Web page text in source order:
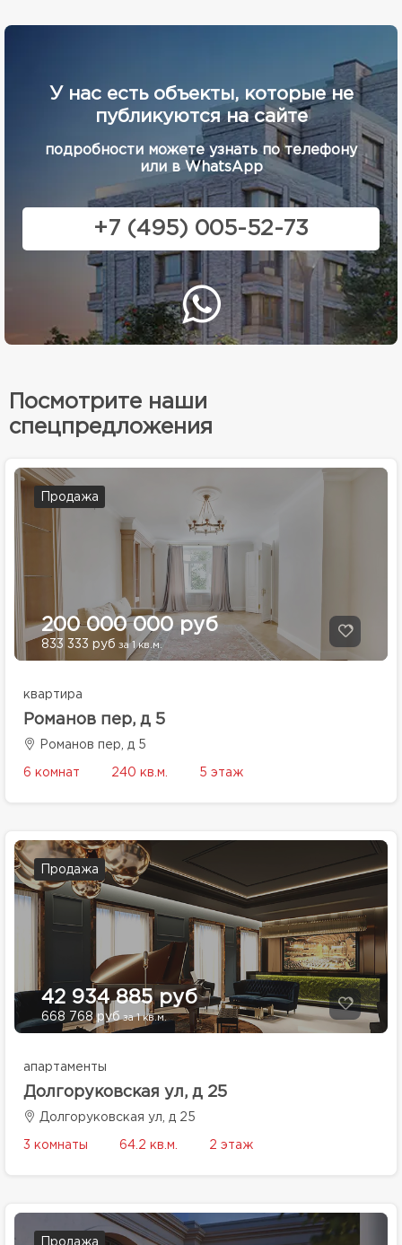
У нас есть объекты, которые не
публикуются на сайте
подробности можете узнать по телефону
или в WhatsApp
+7 (495) 005-52-73
Посмотрите наши
спецпредложения
Продажа
200 000 000 руб
833 333 руб за 1 кв.м.
квартира
Романов пер, д 5
Романов пер, д 5
6 комнат 240 кв.м. 5 этаж
Продажа
42 934 885 руб
668 768 рубза 1 кв.м.
апартаменты
Долгоруковская ул, д 25
Долгоруковская ул, д 25
3 комнаты 64.2 кв.м. 2 этаж
Продажа